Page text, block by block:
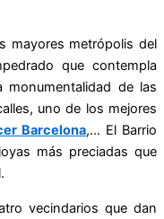
mayores metrópolis del
que contempla
de las
uno de los mejores
Barcelona,… El Barrio
más preciadas que
vecindarios que dan